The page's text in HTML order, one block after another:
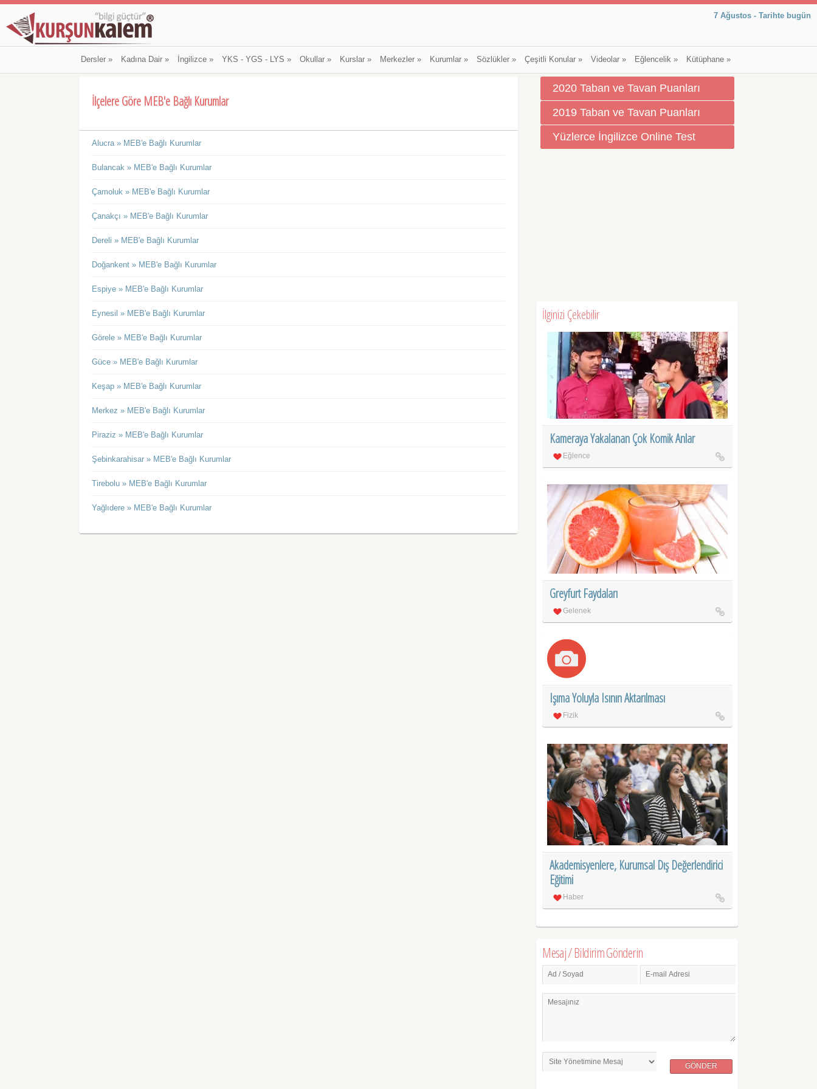
7 Ağustos - Tarihte bugün
Dersler» Kadına Dair» İngilizce» YKS - YGS - LYS » Okullar» Kurslar» Merkezler» Kurumlar» Sözlükler» Çeşitli Konular» Videolar» Eğlencelik» Kütüphane»
İlçelere Göre MEB'e Bağlı Kurumlar
Alucra » MEB'e Bağlı Kurumlar
Bulancak » MEB'e Bağlı Kurumlar
Çamoluk » MEB'e Bağlı Kurumlar
Çanakçı » MEB'e Bağlı Kurumlar
Dereli » MEB'e Bağlı Kurumlar
Doğankent » MEB'e Bağlı Kurumlar
Espiye » MEB'e Bağlı Kurumlar
Eynesil » MEB'e Bağlı Kurumlar
Görele » MEB'e Bağlı Kurumlar
Güce » MEB'e Bağlı Kurumlar
Keşap » MEB'e Bağlı Kurumlar
Merkez » MEB'e Bağlı Kurumlar
Piraziz » MEB'e Bağlı Kurumlar
Şebinkarahisar » MEB'e Bağlı Kurumlar
Tirebolu » MEB'e Bağlı Kurumlar
Yağlıdere » MEB'e Bağlı Kurumlar
2020 Taban ve Tavan Puanları
2019 Taban ve Tavan Puanları
Yüzlerce İngilizce Online Test
İlginizi Çekebilir
Kameraya Yakalanan Çok Komik Anlar
Eğlence
Greyfurt Faydaları
Gelenek
Işıma Yoluyla Isının Aktarılması
Fizik
Akademisyenlere, Kurumsal Dış Değerlendirici
Eğitimi
Haber
Mesaj / Bildirim Gönderin
Ad / Soyad E-mail Adresi
Mesajınız
GÖNDER